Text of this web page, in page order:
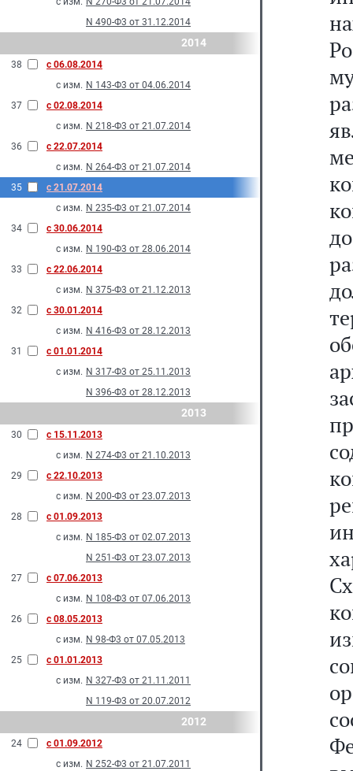
N 490-Ф3 от 31.12.2014
2014
38
с 06.08.2014
с изм. N 143-Ф3 от 04.06.2014
37
с 02.08.2014
с изм. N 218-Ф3 от 21.07.2014
36
с 22.07.2014
с изм. N 264-Ф3 от 21.07.2014
35
с 21.07.2014
с изм. N 235-Ф3 от 21.07.2014
34
с 30.06.2014
с изм. N 190-Ф3 от 28.06.2014
33
с 22.06.2014
с изм. N 375-Ф3 от 21.12.2013
32
с 30.01.2014
с изм. N 416-Ф3 от 28.12.2013
31
с 01.01.2014
с изм. N 317-Ф3 от 25.11.2013
N 396-Ф3 от 28.12.2013
2013
30
с 15.11.2013
с изм. N 274-Ф3 от 21.10.2013
29
с 22.10.2013
с изм. N 200-Ф3 от 23.07.2013
28
с 01.09.2013
с изм. N 185-Ф3 от 02.07.2013
N 251-Ф3 от 23.07.2013
27
с 07.06.2013
с изм. N 108-Ф3 от 07.06.2013
26
с 08.05.2013
с изм. N 98-Ф3 от 07.05.2013
25
с 01.01.2013
с изм. N 327-Ф3 от 21.11.2011
N 119-Ф3 от 20.07.2012
2012
24
с 01.09.2012
с изм. N 252-Ф3 от 21.07.2011